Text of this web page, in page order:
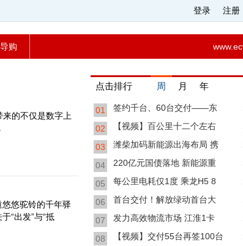
登录 注册
导购
的不仅是数字上
悠驼铃的千年驿
“出发”与“抵
点击排行 周 月 年
01 签约千台、60台交付——东
02 【视频】百公里十二个左右
03 潍柴加码新能源出海布局 携
04 220亿元国债落地 新能源重
05 每公里电耗仅1度 乘龙H5 8
06 首台交付！解放绿动首台大
07 发力高效物流市场 江淮1卡
08 【视频】交付55台再签100台